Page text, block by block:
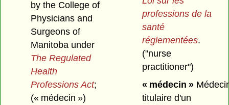
by the College of
Physicians and
Surgeons of
Manitoba under
The Regulated
Health
Professions Act;
(« médecin »)
professions de la
santé
réglementées.
("nurse
practitioner")
« médecin »
titulaire d'un